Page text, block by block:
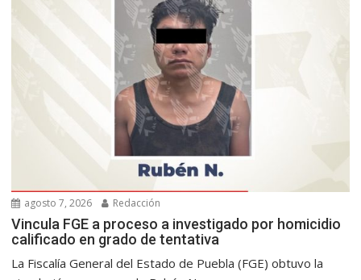
agosto 7, 2026 Redacción
Vincula FGE a proceso a investigado por homicidio
calificado en grado de tentativa
La Fiscalía General del Estado de Puebla (FGE) obtuvo la